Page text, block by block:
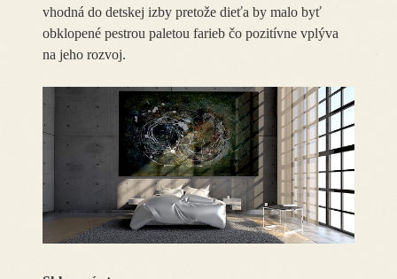
vhodná do detskej izby pretože dieťa by malo byť
obklopené pestrou paletou farieb čo pozitívne vplýva
na jeho rozvoj.